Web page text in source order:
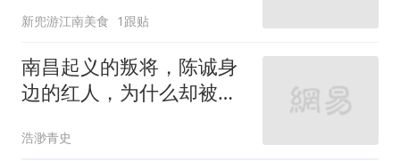
新兜游江南美食 1跟贴
南昌起义的叛将，陈诚身
边的红人，为什么却被追
浩渺青史